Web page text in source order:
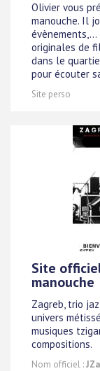
Olivier vous
manouche. Il
originales de
dans le
pour écouter
Site perso
Site
manouche
Zagreb, trio
univers
musiques
compositions.
Nom officiel :